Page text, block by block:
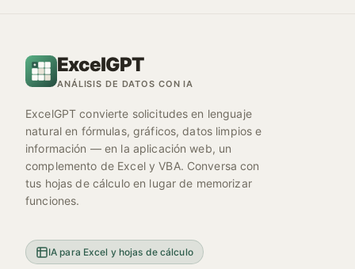
ExcelGPT
ANÁLISIS DE DATOS CON IA
ExcelGPT convierte solicitudes en lenguaje
natural en fórmulas, gráficos, datos limpios e
información — en la aplicación web, un
complemento de Excel y VBA. Conversa con
tus hojas de cálculo en lugar de memorizar
funciones.
IA para Excel y hojas de cálculo